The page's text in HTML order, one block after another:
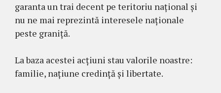
garanta un trai decent pe teritoriu național și
nu ne mai reprezintă interesele naționale
peste graniță.
La baza acestei acțiuni stau valorile noastre:
familie, națiune credință și libertate.